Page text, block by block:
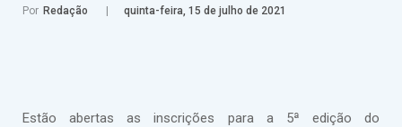
Por Redação quinta-feira, 15 de julho de 2021
Estão abertas as inscrições para a 5ª edição do